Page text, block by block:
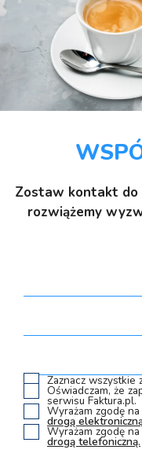
Zostaw kontakt do
rozwiążemy
Zaznacz wszystkie
Oświadczam, że
serwisu Faktura.pl.
Wyrażam zgodę
drogą
Wyrażam zgodę
drogą telefoniczną.